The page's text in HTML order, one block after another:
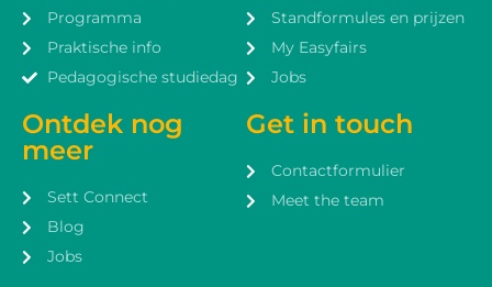
Programma
Praktische info
Pedagogische studiedag
Ontdek nog
meer
Sett Connect
Blog
Jobs
Standformules en prijzen
My Easyfairs
Jobs
Get in touch
Contactformulier
Meet the team